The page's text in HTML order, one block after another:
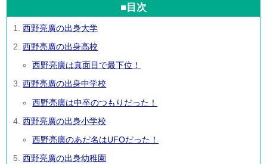
■目次
西野亮廣の出身大学
西野亮廣の出身高校
西野亮廣は真面目で最下位！
西野亮廣の出身中学校
西野亮廣は中卒のつもりだった！
西野亮廣の出身小学校
西野亮廣のあだ名はUFOだった！
西野亮廣の出身幼稚園